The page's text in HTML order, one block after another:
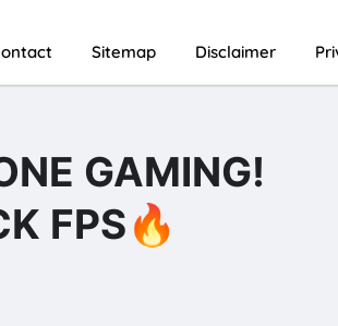
Sitemap Disclaimer
GAMING!
FPS🔥